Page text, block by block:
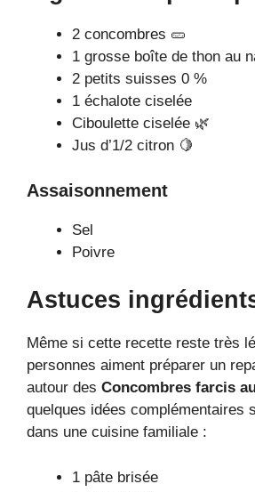
2 concombres 🥒
1 grosse boîte de thon au
2 petits suisses 0 %
1 échalote ciselée
Ciboulette ciselée 🌿
Jus d’1/2 citron 🍋
Assaisonnement
Sel
Poivre
Astuces
Même si cette recette reste très
personnes aiment préparer un
autour des Concombres farcis
quelques idées complémentaires
dans une cuisine familiale :
1 pâte brisée